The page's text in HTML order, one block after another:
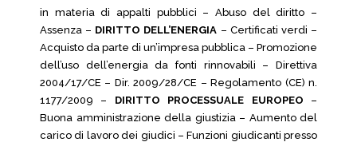
in materia di appalti pubblici – Abuso del diritto –
Assenza – DIRITTO DELL’ENERGIA – Certificati verdi –
Acquisto da parte di un’impresa pubblica – Promozione
dell’uso dell’energia da fonti rinnovabili – Direttiva
2004/17/CE – Dir. 2009/28/CE – Regolamento (CE) n.
1177/2009 – DIRITTO PROCESSUALE EUROPEO –
Buona amministrazione della giustizia – Aumento del
carico di lavoro dei giudici – Funzioni giudicanti presso